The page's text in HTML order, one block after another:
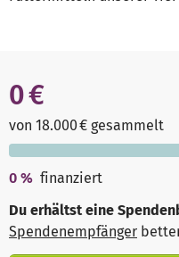
0 €
von 18.000 € gesammelt
0 % finanziert
Du erhältst eine
Spendenempfänger